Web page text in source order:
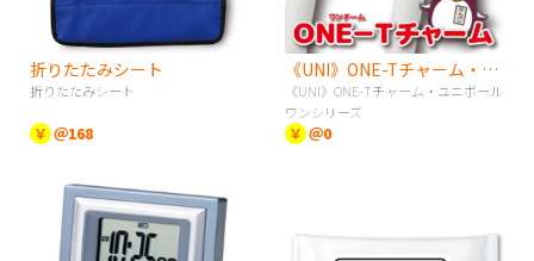
折りたたみシート
折りたたみシート
￥ ＠168
《UNI》ONE-Tチャーム・ユニボールワンシリーズ
《UNI》ONE-Tチャーム・ユニボール
ワンシリーズ
￥ ＠0